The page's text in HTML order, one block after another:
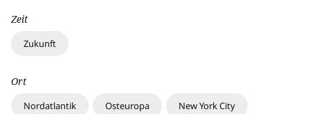
Zeit
Zukunft
Ort
Nordatlantik Osteuropa New York City